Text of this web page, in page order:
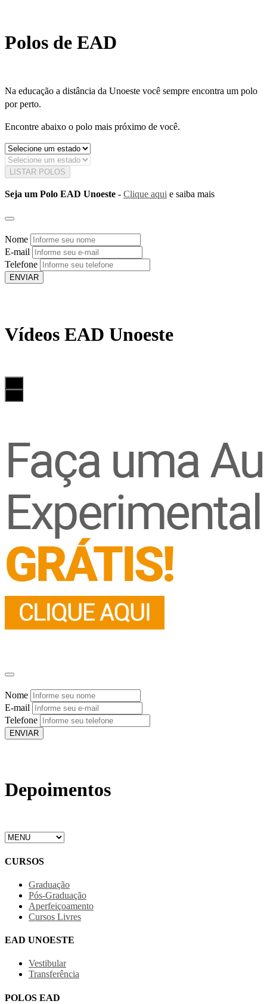
Polos de EAD
Na educação a distância da Unoeste você sempre encontra um polo
por perto.
Encontre abaixo o polo mais próximo de você.
LISTAR POLOS
Seja um Polo EAD Unoeste - Clique aqui e saiba mais
Nome
E-mail
Telefone
ENVIAR
Vídeos EAD Unoeste
Nome
E-mail
Telefone
ENVIAR
Depoimentos
CURSOS
Graduação
Pós-Graduação
Aperfeiçoamento
Cursos Livres
EAD UNOESTE
Vestibular
Transferência
POLOS EAD